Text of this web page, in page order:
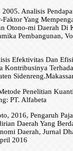
2005. Analisis
Yang
Otono-mi Daerah Di
Pembangunan,
Efektivitas Dan
Kontribusinya
Penelitian
PT. Alfabeta
2016, Pengaruh
Daerah Yang
Daerah, Jurnal
2016